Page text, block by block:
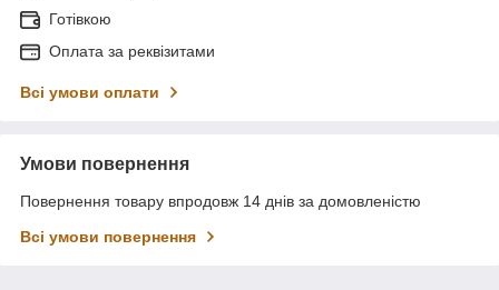
Готівкою
Оплата за реквізитами
Всі умови оплати
Умови повернення
Повернення товару впродовж 14 днів за домовленістю
Всі умови повернення